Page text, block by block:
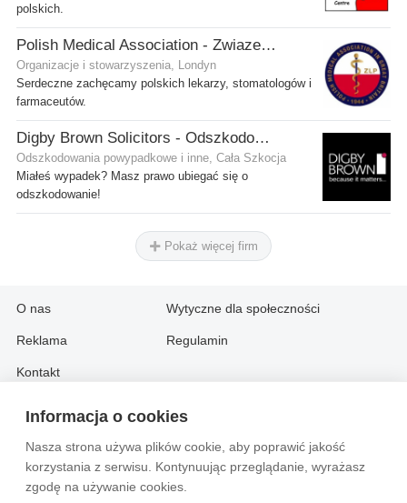
Informacja o cookies
Nasza strona używa plików cookie, aby poprawić jakość
korzystania z serwisu. Kontynuując przeglądanie, wyrażasz
zgodę na używanie cookies.
polskich.
Polish Medical Association - Zwiazek Lekarzy Polskich w Wielkiej Brytanii
Organizacje i stowarzyszenia, Londyn
Serdeczne zachęcamy polskich lekarzy, stomatologów i
farmaceutów.
Digby Brown Solicitors - Odszkodowania w Szkocji
Odszkodowania powypadkowe i inne, Cała Szkocja
Miałeś wypadek? Masz prawo ubiegać się o
odszkodowanie!
Pokaż więcej firm
O nas
Reklama
Kontakt
Wytyczne dla społeczności
Regulamin
Information in English:
About
Advertise
Contact